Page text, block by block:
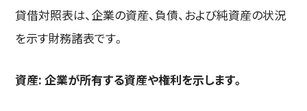
貸借対照表は、企業の資産、負債、および純資産の状況
を示す財務諸表です。
資産: 企業が所有する資産や権利を示します。